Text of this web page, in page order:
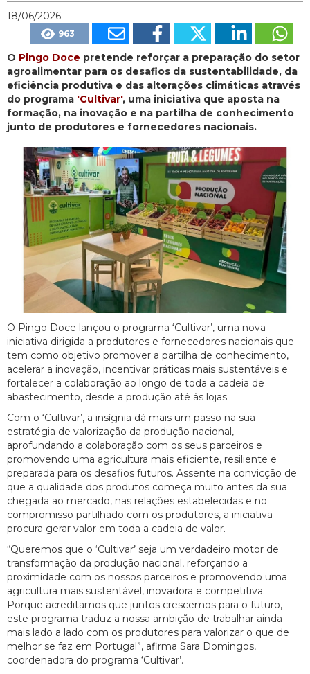
18/06/2026
963
O Pingo Doce pretende reforçar a preparação do setor
agroalimentar para os desafios da sustentabilidade, da
eficiência produtiva e das alterações climáticas através
do programa 'Cultivar', uma iniciativa que aposta na
formação, na inovação e na partilha de conhecimento
junto de produtores e fornecedores nacionais.
O Pingo Doce lançou o programa ‘Cultivar’, uma nova
iniciativa dirigida a produtores e fornecedores nacionais que
tem como objetivo promover a partilha de conhecimento,
acelerar a inovação, incentivar práticas mais sustentáveis e
fortalecer a colaboração ao longo de toda a cadeia de
abastecimento, desde a produção até às lojas.
Com o ‘Cultivar’, a insígnia dá mais um passo na sua
estratégia de valorização da produção nacional,
aprofundando a colaboração com os seus parceiros e
promovendo uma agricultura mais eficiente, resiliente e
preparada para os desafios futuros. Assente na convicção de
que a qualidade dos produtos começa muito antes da sua
chegada ao mercado, nas relações estabelecidas e no
compromisso partilhado com os produtores, a iniciativa
procura gerar valor em toda a cadeia de valor.
“Queremos que o ‘Cultivar’ seja um verdadeiro motor de
transformação da produção nacional, reforçando a
proximidade com os nossos parceiros e promovendo uma
agricultura mais sustentável, inovadora e competitiva.
Porque acreditamos que juntos crescemos para o futuro,
este programa traduz a nossa ambição de trabalhar ainda
mais lado a lado com os produtores para valorizar o que de
melhor se faz em Portugal”, afirma Sara Domingos,
coordenadora do programa ‘Cultivar’.